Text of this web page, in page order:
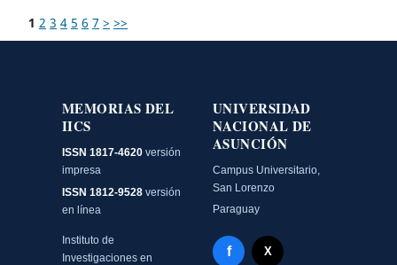
1 2 3 4 5 6 7 > >>
MEMORIAS DEL
IICS
ISSN 1817-4620 versión
impresa
ISSN 1812-9528 versión
en línea
Instituto de
Investigaciones en
UNIVERSIDAD
NACIONAL DE
ASUNCIÓN
Campus Universitario,
San Lorenzo
Paraguay
Facebook - Memorias del
f X Twitter - MIICS UNA
X